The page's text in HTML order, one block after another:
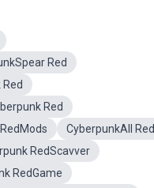
Red
Red
CyberpunkAll Red
RedScavver
RedGame